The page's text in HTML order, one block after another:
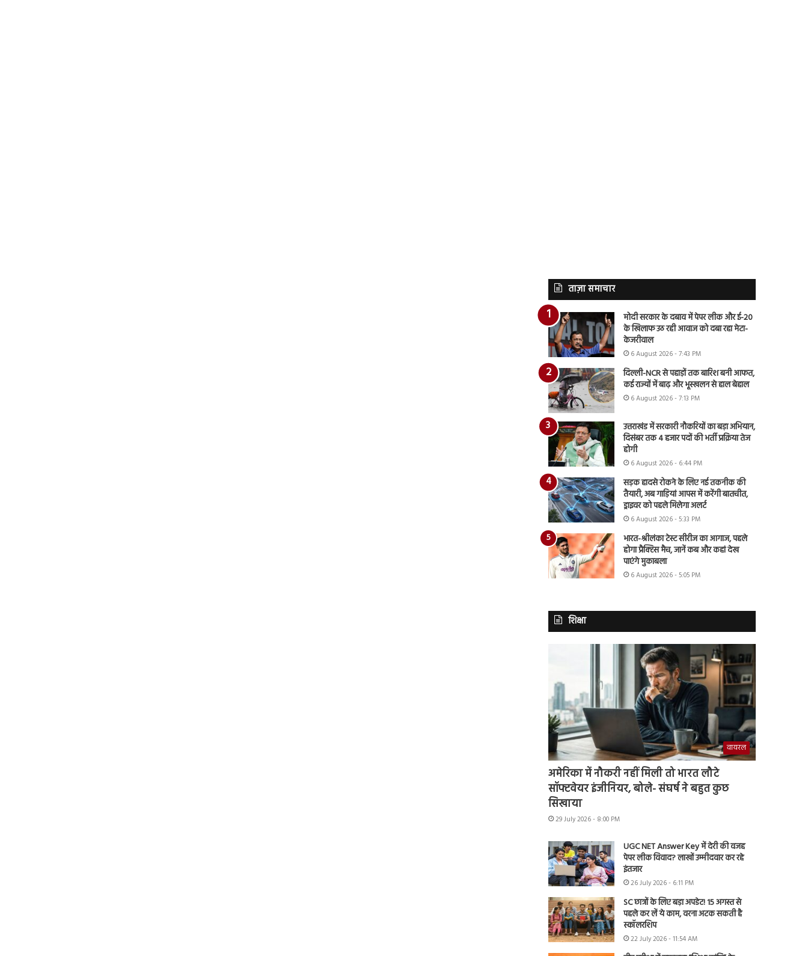
ताज़ा समाचार
मोदी सरकार के दबाव में पेपर लीक और ई-20
के खिलाफ उठ रही आवाज को दबा रहा मेटा-
केजरीवाल
6 August 2026 - 7:43 PM
दिल्ली-NCR से पहाड़ों तक बारिश बनी आफत,
कई राज्यों में बाढ़ और भूस्खलन से हाल बेहाल
6 August 2026 - 7:13 PM
उत्तराखंड में सरकारी नौकरियों का बड़ा अभियान,
दिसंबर तक 4 हजार पदों की भर्ती प्रक्रिया तेज
होगी
6 August 2026 - 6:44 PM
सड़क हादसे रोकने के लिए नई तकनीक की
तैयारी, अब गाड़ियां आपस में करेंगी बातचीत,
ड्राइवर को पहले मिलेगा अलर्ट
6 August 2026 - 5:33 PM
भारत-श्रीलंका टेस्ट सीरीज का आगाज, पहले
होगा प्रैक्टिस मैच, जानें कब और कहां देख
पाएंगे मुकाबला
6 August 2026 - 5:05 PM
शिक्षा
वायरल
अमेरिका में नौकरी नहीं मिली तो भारत लौटे
सॉफ्टवेयर इंजीनियर, बोले- संघर्ष ने बहुत कुछ
सिखाया
29 July 2026 - 8:00 PM
UGC NET Answer Key में देरी की वजह
पेपर लीक विवाद? लाखों उम्मीदवार कर रहे
इंतजार
26 July 2026 - 6:11 PM
SC छात्रों के लिए बड़ा अपडेट! 15 अगस्त से
पहले कर लें ये काम, वरना अटक सकती है
स्कॉलरशिप
22 July 2026 - 11:54 AM